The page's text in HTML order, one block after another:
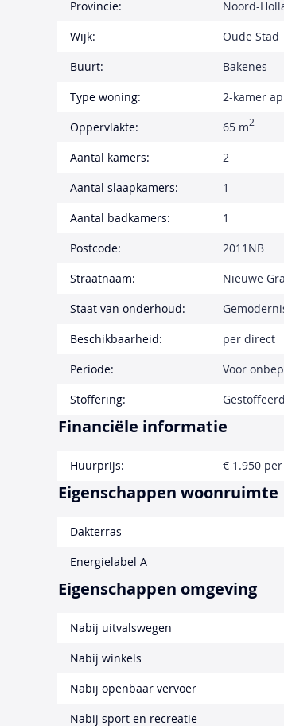
Provincie:
Noord-
Wijk:
Oude Stad
Buurt:
Bakenes
Type woning:
2-kamer
Oppervlakte:
65 m2
Aantal kamers:
2
Aantal slaapkamers:
1
Aantal badkamers:
1
Postcode:
2011NB
Straatnaam:
Nieuwe
Staat van onderhoud:
Beschikbaarheid:
per direct
Periode:
Voor
Stoffering:
Gestoffeerd
Financiële informatie
Huurprijs: € 1.950
Eigenschappen woonruimte
Dakterras
Energielabel A
Eigenschappen omgeving
Nabij uitvalswegen
Nabij winkels
Nabij openbaar vervoer
Nabij sport en recreatie